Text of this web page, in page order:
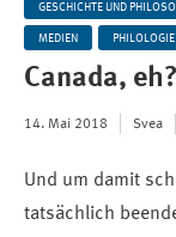
GESCHICHTE UND
MEDIEN PHILOLOGIE
Canada, eh?
14. Mai 2018 Svea
Und um damit
tatsächlich